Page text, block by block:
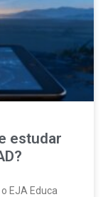
estudar
EJA Educa